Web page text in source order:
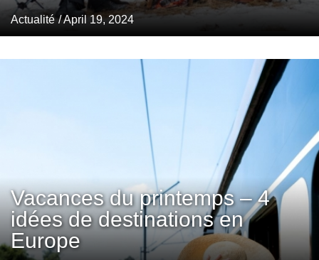
Actualité / April 19, 2024
Vacances du printemps – 4
idées de destinations en
Europe